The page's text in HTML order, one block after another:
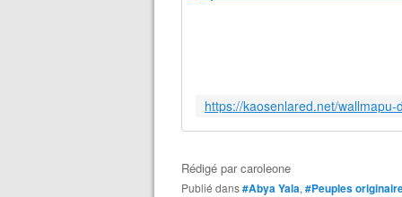
Rédigé parcaroleone
Publié dans#Abya Yala, #Peuples